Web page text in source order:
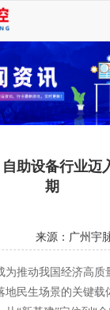
助设备行业迈
期
来源：广州宇
为推动我国经济高质
地民生场景的关键载